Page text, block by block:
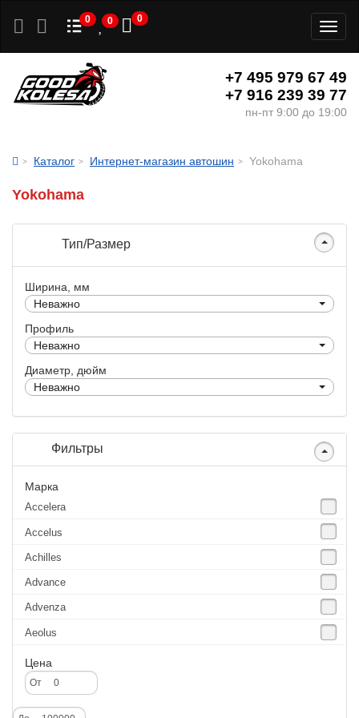
0 0 0
+7 495 979 67 49
+7 916 239 39 77
пн-пт 9:00 до 19:00
Каталог Интернет-магазин автошин Yokohama
Yokohama
Тип/Размер
Ширина, мм
Неважно
Профиль
Неважно
Диаметр, дюйм
Неважно
Фильтры
Марка
Accelera
Accelus
Achilles
Advance
Advenza
Aeolus
Agate
Agrica
Alliance
Цена
От